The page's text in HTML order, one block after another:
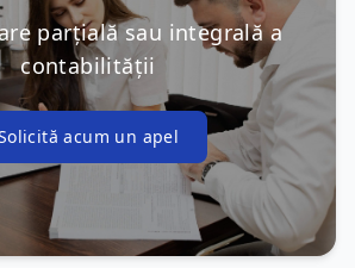
parțială sau integrală a
contabilității
acum un apel